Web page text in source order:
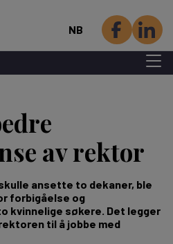
NB
Menu
av rektor
ansette to dekaner, ble
forbigåelse og
kvinnelige søkere. Det legger
til å jobbe med